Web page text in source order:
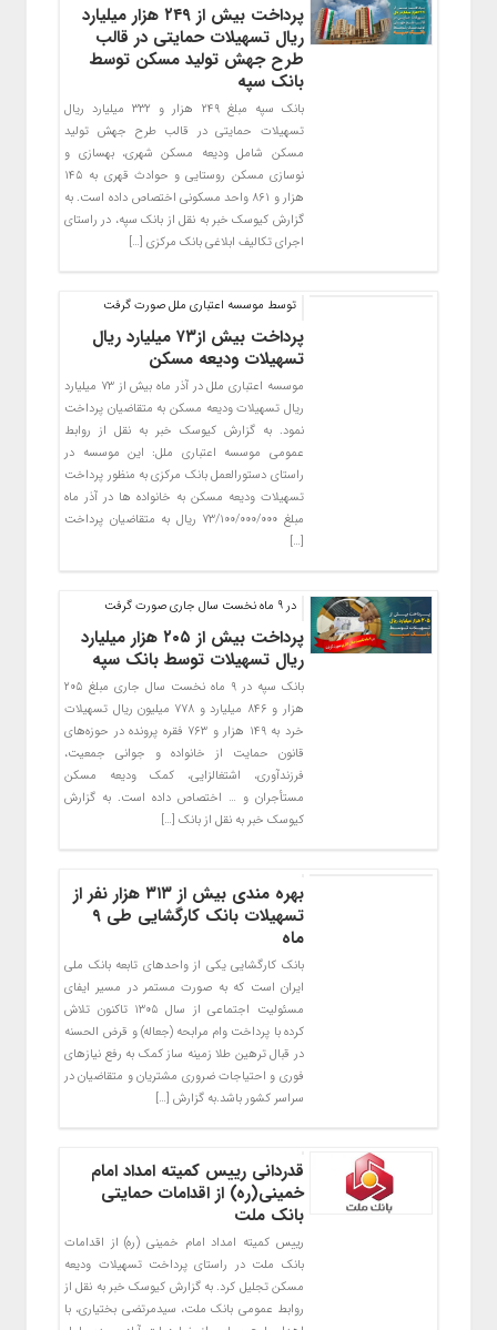
پرداخت بیش از ۲۴۹ هزار میلیارد
ریال تسهیلات حمایتی در قالب
طرح جهش تولید مسکن توسط
بانک سپه
بانک سپه مبلغ ۲۴۹ هزار و ۳۳۲ میلیارد ریال
تسهیلات حمایتی در قالب طرح جهش تولید
مسکن شامل ودیعه مسکن شهری، بهسازی و
نوسازی مسکن روستایی و حوادث قهری به ۱۴۵
هزار و ۸۶۱ واحد مسکونی اختصاص داده است. به
گزارش کیوسک خبر به نقل از بانک سپه، در راستای
اجرای تکالیف ابلاغی بانک مرکزی […]
توسط موسسه اعتباری ملل صورت گرفت
پرداخت بیش از۷۳ میلیارد ریال
تسهیلات ودیعه مسکن
موسسه اعتباری ملل در آذر ماه بیش از ۷۳ میلیارد
ریال تسهیلات ودیعه مسکن به متقاضیان پرداخت
نمود. به گزارش کیوسک خبر به نقل از روابط
عمومی موسسه اعتباری ملل: این موسسه در
راستای دستورالعمل بانک مرکزی به منظور پرداخت
تسهیلات ودیعه مسکن به خانواده ها در آذر ماه
مبلغ ۷۳/۱۰۰/۰۰۰/۰۰۰ ریال به متقاضیان پرداخت
[…]
در 9 ماه نخست سال جاری صورت گرفت
پرداخت بیش از ۲۰۵ هزار میلیارد
ریال تسهیلات توسط بانک سپه
بانک سپه در ۹ ‌ماه نخست سال جاری مبلغ ۲۰۵
هزار و ۸۴۶ میلیارد و ۷۷۸ میلیون ریال تسهیلات
خرد به ۱۴۹ هزار و ۷۶۳ فقره پرونده در حوزه‌های
قانون حمایت از خانواده و جوانی جمعیت،
فرزندآوری، اشتغالزایی، کمک ودیعه مسکن
مستأجران و … اختصاص داده است. به گزارش
کیوسک خبر به نقل از بانک […]
بهره مندی بیش از ۳۱۳ هزار نفر از
تسهیلات بانک کارگشایی طی ۹
ماه
بانک کارگشایی یکی از واحدهای تابعه بانک ملی
ایران است که به صورت مستمر در مسیر ایفای
مسئولیت اجتماعی از سال ۱۳۰۵ تاکنون تلاش
کرده با پرداخت وام مرابحه (جعاله) و قرض الحسنه
در قبال ترهین طلا زمینه ساز کمک به رفع نیازهای
فوری و احتیاجات ضروری مشتریان و متقاضیان در
سراسر کشور باشد.به گزارش […]
قدردانی رییس کمیته امداد امام
خمینی(ره) از اقدامات حمایتی
بانک ملت
رییس کمیته امداد امام خمینی (ره) از اقدامات
بانک ملت در راستای پرداخت تسهیلات ودیعه
مسکن تجلیل کرد. به گزارش کیوسک خبر به نقل از
روابط عمومی بانک ملت، سیدمرتضی بختیاری، با